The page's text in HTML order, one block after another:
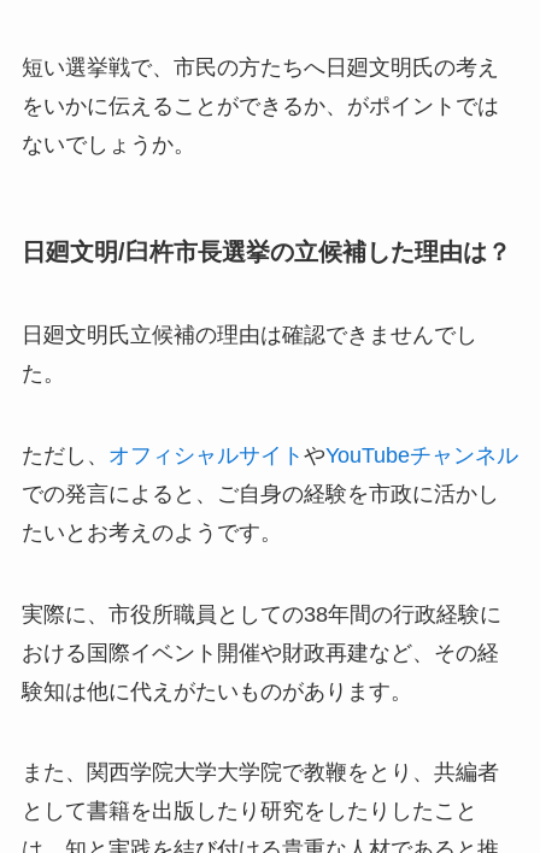
短い選挙戦で、市民の方たちへ日廻文明氏の考え
をいかに伝えることができるか、がポイントでは
ないでしょうか。
日廻文明/臼杵市長選挙の立候補した理由は？
日廻文明氏立候補の理由は確認できませんでし
た。
ただし、 オフィシャルサイト やYouTubeチャンネル
での発言によると、ご自身の経験を市政に活かし
たいとお考えのようです。
実際に、市役所職員としての38年間の行政経験に
おける国際イベント開催や財政再建など、その経
験知は他に代えがたいものがあります。
また、関西学院大学大学院で教鞭をとり、共編者
として書籍を出版したり研究をしたりしたこと